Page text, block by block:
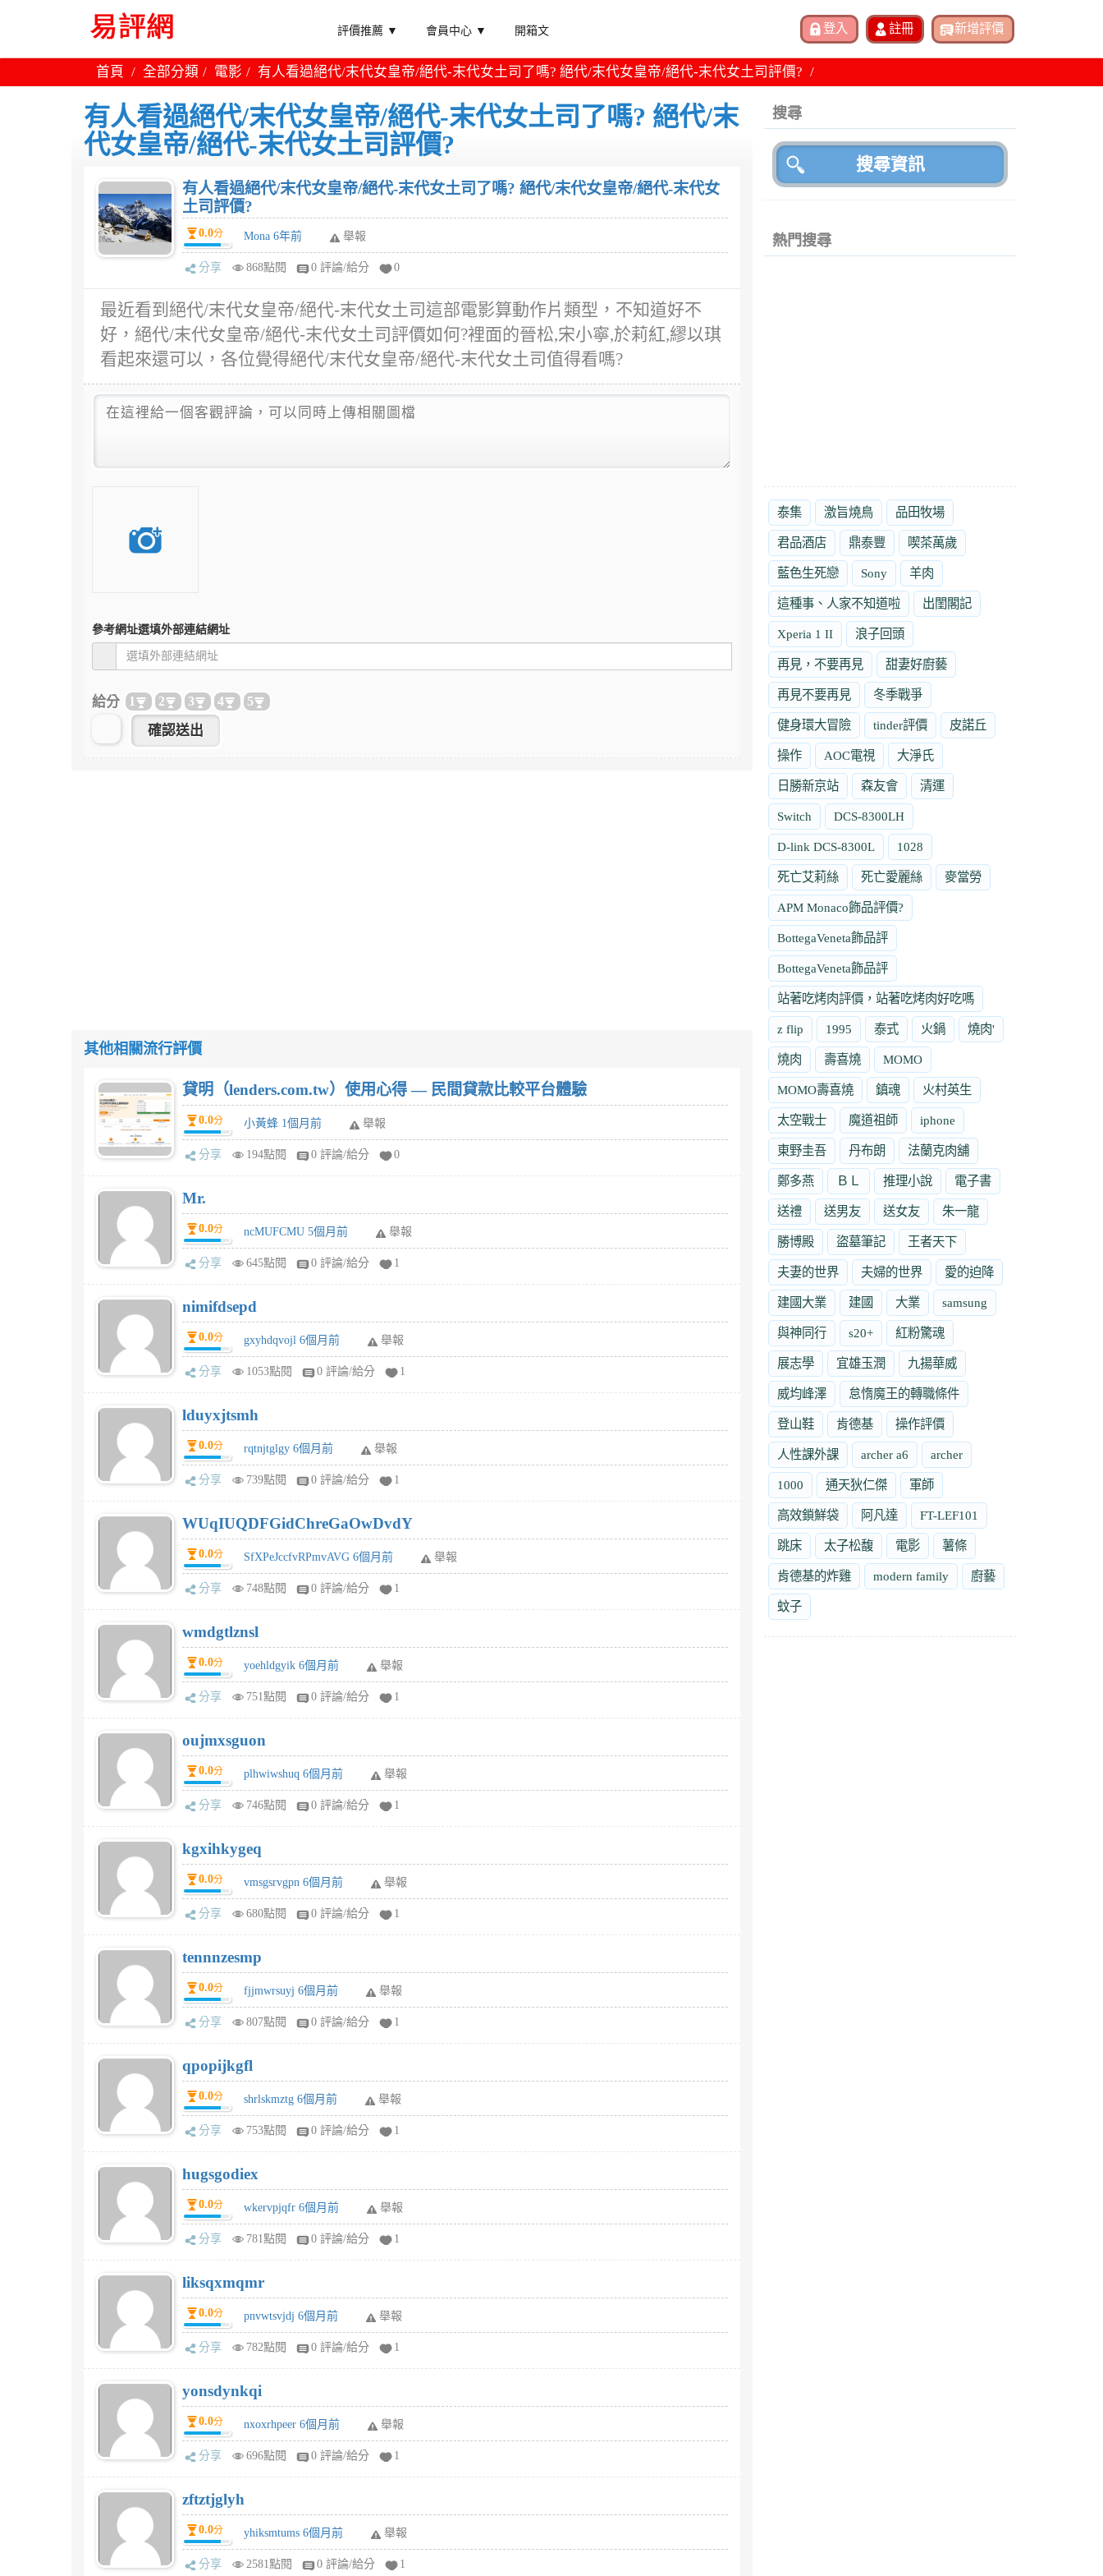
評價推薦 ▼ 會員中心 ▼ 開箱文
首頁 全部分類 電影 有人看過絕代/末代女皇帝/絕代-末代女土司了嗎? 絕代/末代女皇帝/絕代-末代女土司評價?
有人看過絕代/末代女皇帝/絕代-末代女土司了嗎? 絕代/末
代女皇帝/絕代-末代女土司評價?
有人看過絕代/末代女皇帝/絕代-末代女土司了嗎? 絕代/末代女皇帝/絕代-末代女
土司評價?
0.0分 Mona 6年前 舉報
分享 868點閱 0 評論/給分 0
最近看到絕代/末代女皇帝/絕代-末代女土司這部電影算動作片類型，不知道好不
好，絕代/末代女皇帝/絕代-末代女土司評價如何?裡面的晉松,宋小寧,於莉紅,繆以琪
看起來還可以，各位覺得絕代/末代女皇帝/絕代-末代女土司值得看嗎?
參考網址選填外部連結網址
給分 1 2 3 4 5
其他相關流行評價
貸明（lenders.com.tw）使用心得 — 民間貸款比較平台體驗
0.0分 小黃蜂 1個月前 舉報
分享 194點閱 0 評論/給分 0
Mr.
0.0分 ncMUFCMU 5個月前 舉報
分享 645點閱 0 評論/給分 1
nimifdsepd
0.0分 gxyhdqvojl 6個月前 舉報
分享 1053點閱 0 評論/給分 1
lduyxjtsmh
0.0分 rqtnjtglgy 6個月前 舉報
分享 739點閱 0 評論/給分 1
WUqIUQDFGidChreGaOwDvdY
0.0分 SfXPeJccfvRPmvAVG 6個月前 舉報
分享 748點閱 0 評論/給分 1
wmdgtlznsl
0.0分 yoehldgyik 6個月前 舉報
分享 751點閱 0 評論/給分 1
oujmxsguon
0.0分 plhwiwshuq 6個月前 舉報
分享 746點閱 0 評論/給分 1
kgxihkygeq
0.0分 vmsgsrvgpn 6個月前 舉報
分享 680點閱 0 評論/給分 1
tennnzesmp
0.0分 fjjmwrsuyj 6個月前 舉報
分享 807點閱 0 評論/給分 1
qpopijkgfl
0.0分 shrlskmztg 6個月前 舉報
分享 753點閱 0 評論/給分 1
hugsgodiex
0.0分 wkervpjqfr 6個月前 舉報
分享 781點閱 0 評論/給分 1
liksqxmqmr
0.0分 pnvwtsvjdj 6個月前 舉報
分享 782點閱 0 評論/給分 1
yonsdynkqi
0.0分 nxoxrhpeer 6個月前 舉報
分享 696點閱 0 評論/給分 1
zftztjglyh
0.0分 yhiksmtums 6個月前 舉報
分享 2581點閱 0 評論/給分 1
搜尋
熱門搜尋
泰集 激旨燒鳥 品田牧場
君品酒店 鼎泰豐 喫茶萬歲
藍色生死戀 Sony 羊肉
這種事、人家不知道啦 出閨閣記
Xperia 1 II 浪子回頭
再見，不要再見 甜妻好廚藝
再見不要再見 冬季戰爭
健身環大冒險 tinder評價 皮諾丘
操作 AOC電視 大淨氏
日勝新京站 森友會 清運
Switch DCS-8300LH
D-link DCS-8300L 1028
死亡艾莉絲 死亡愛麗絲 麥當勞
APM Monaco飾品評價?
BottegaVeneta飾品評
BottegaVeneta飾品評
站著吃烤肉評價，站著吃烤肉好吃嗎
z flip 1995 泰式 火鍋 燒肉'
燒肉 壽喜燒 MOMO
MOMO壽喜燒 鎮魂 火村英生
太空戰士 魔道祖師 iphone
東野圭吾 丹布朗 法蘭克肉舖
鄭多燕 ＢＬ 推理小說 電子書
送禮 送男友 送女友 朱一龍
勝博殿 盜墓筆記 王者天下
夫妻的世界 夫婦的世界 愛的迫降
建國大業 建國 大業 samsung
與神同行 s20+ 紅粉驚魂
展志學 宜雄玉潤 九揚華威
威均峰澤 怠惰魔王的轉職條件
登山鞋 肯德基 操作評價
人性課外課 archer a6 archer
1000 通天狄仁傑 軍師
高效鎖鮮袋 阿凡達 FT-LEF101
跳床 太子松馥 電影 薯條
肯德基的炸雞 modern family 廚藝
蚊子